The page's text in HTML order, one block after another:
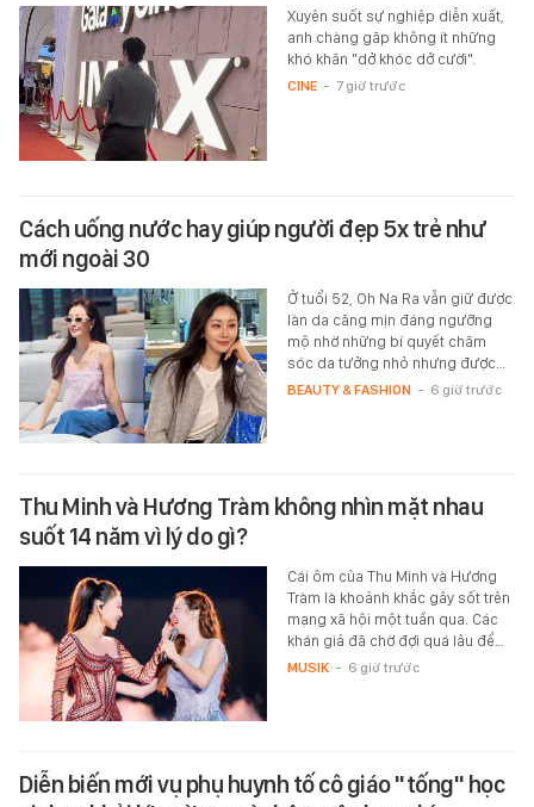
Xuyên suốt sự nghiệp diễn xuất,
anh chàng gặp không ít những
khó khăn "dở khóc dở cười".
CINE - 7 giờ trước
Cách uống nước hay giúp người đẹp 5x trẻ như
mới ngoài 30
Ở tuổi 52, Oh Na Ra vẫn giữ được
làn da căng mịn đáng ngưỡng
mộ nhờ những bí quyết chăm
sóc da tưởng nhỏ nhưng được…
BEAUTY & FASHION - 6 giờ trước
Thu Minh và Hương Tràm không nhìn mặt nhau
suốt 14 năm vì lý do gì?
Cái ôm của Thu Minh và Hương
Tràm là khoảnh khắc gây sốt trên
mạng xã hội một tuần qua. Các
khán giả đã chờ đợi quá lâu để…
MUSIK - 6 giờ trước
Diễn biến mới vụ phụ huynh tố cô giáo "tống" học